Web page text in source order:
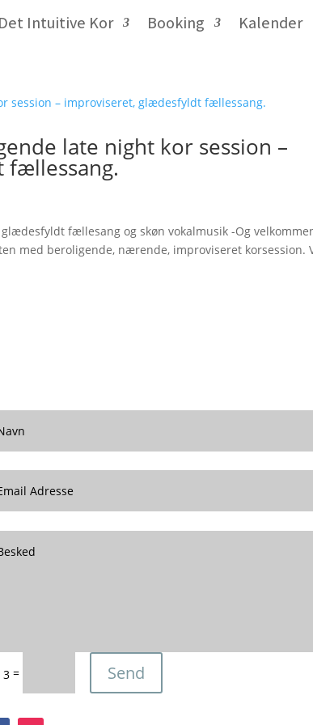
Intuitive Kor Booking Kalender
late night kor session –
fællessang.
fællesang og skøn vokalmusik -Og
med beroligende, nærende, improviseret korsession.
3= Send